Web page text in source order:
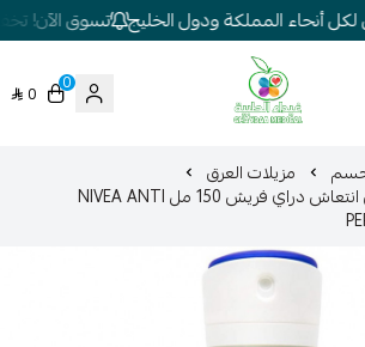
أنحاء المملكة ودول الخليج تسوق الآن!
شركة غيداء المتطورة الطبية
0
0
مزيلات العرق
نيفيا بخاخ مضاد التعرق انتعاش دراي فريش 150 مل NIVEA ANTI